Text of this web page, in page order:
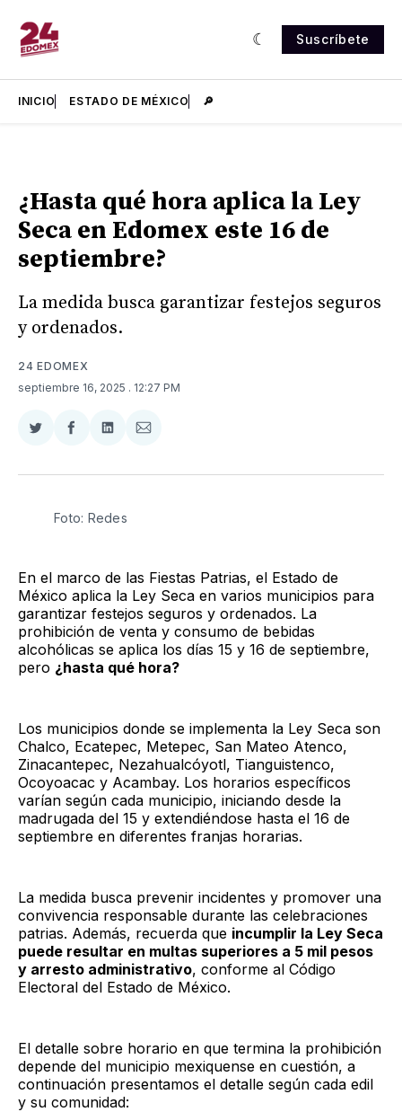
Suscríbete
INICIO ESTADO DE MÉXICO 🔎
¿Hasta qué hora aplica la Ley
Seca en Edomex este 16 de
septiembre?
La medida busca garantizar festejos seguros
y ordenados.
24 EDOMEX
septiembre 16, 2025 . 12:27 PM
Compartir
Twitter
Compartir
Facebook
Compartir
LinkedIn
Compartir
Email
Foto: Redes
En el marco de las Fiestas Patrias, el Estado de
México aplica la Ley Seca en varios municipios para
garantizar festejos seguros y ordenados. La
prohibición de venta y consumo de bebidas
alcohólicas se aplica los días 15 y 16 de septiembre,
pero ¿hasta qué hora?
Los municipios donde se implementa la Ley Seca son
Chalco, Ecatepec, Metepec, San Mateo Atenco,
Zinacantepec, Nezahualcóyotl, Tianguistenco,
Ocoyoacac y Acambay. Los horarios específicos
varían según cada municipio, iniciando desde la
madrugada del 15 y extendiéndose hasta el 16 de
septiembre en diferentes franjas horarias.
La medida busca prevenir incidentes y promover una
convivencia responsable durante las celebraciones
patrias. Además, recuerda que incumplir la Ley Seca
puede resultar en multas superiores a 5 mil pesos
y arresto administrativo, conforme al Código
Electoral del Estado de México.
El detalle sobre horario en que termina la prohibición
depende del municipio mexiquense en cuestión, a
continuación presentamos el detalle según cada edil
y su comunidad: